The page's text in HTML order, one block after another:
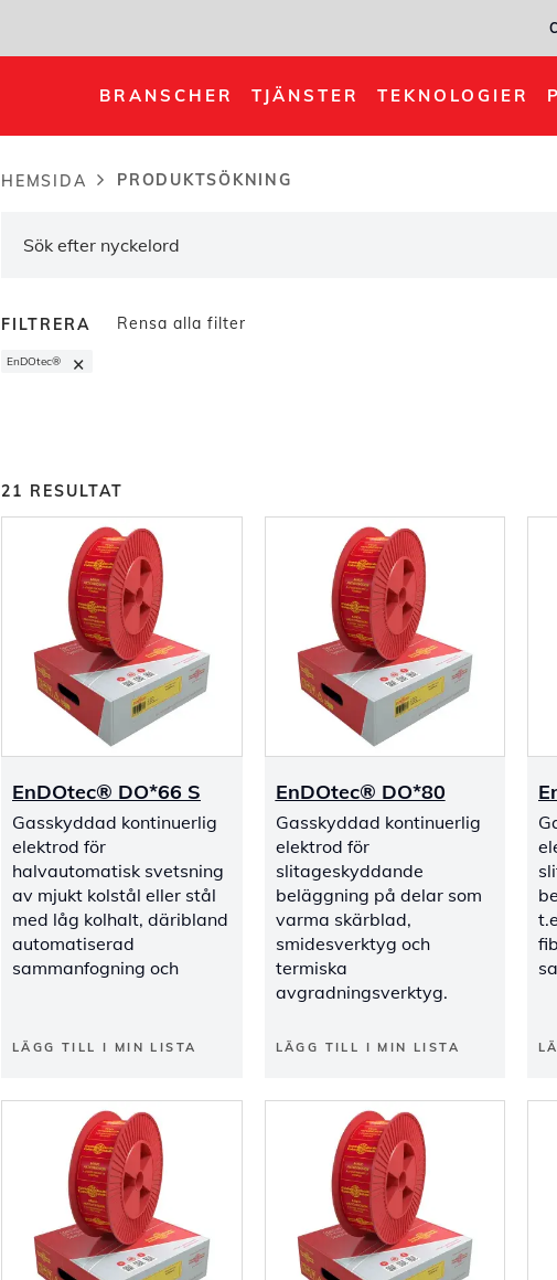
BRANSCHER TJÄNSTER TEKNOLOGIER
HEMSIDA PRODUKTSÖKNING
FILTRERA Rensa alla filter
EnDOtec® ×
21 RESULTAT
EnDOtec® DO*66 S
Gasskyddad kontinuerlig
elektrod för
halvautomatisk svetsning
av mjukt kolstål eller stål
med låg kolhalt, däribland
automatiserad
sammanfogning och
LÄGG TILL I MIN LISTA
EnDOtec® DO*80
Gasskyddad kontinuerlig
elektrod för
slitageskyddande
beläggning på delar som
varma skärblad,
smidesverktyg och
termiska
avgradningsverktyg.
LÄGG TILL I MIN LISTA